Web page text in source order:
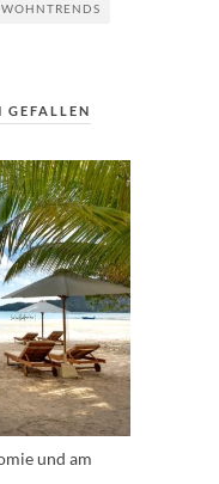
WOHNTRENDS
und am